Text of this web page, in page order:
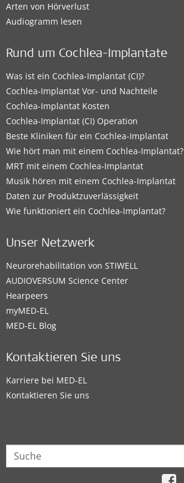
Arten von Hörverlust
Audiogramm lesen
Rund um Cochlea-Implantate
Was ist ein Cochlea-Implantat (CI)?
Cochlea-Implantat Vor- und Nachteile
Cochlea-Implantat Kosten
Cochlea-Implantat (CI) Operation
Beste Kliniken für ein Cochlea-Implantat
Wie hört man mit einem Cochlea-Implantat?
MRT mit einem Cochlea-Implantat
Musik hören mit einem Cochlea-Implantat
Daten zur Produktzuverlässigkeit
Wie funktioniert ein Cochlea-Implantat?
Unser Netzwerk
Neurorehabilitation von STIWELL
AUDIOVERSUM Science Center
Hearpeers
myMED‑EL
MED-EL Blog
Kontaktieren Sie uns
Karriere bei MED-EL
Kontaktieren Sie uns